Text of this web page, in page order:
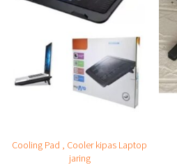
Cooling Pad , Cooler kipas Laptop
jaring